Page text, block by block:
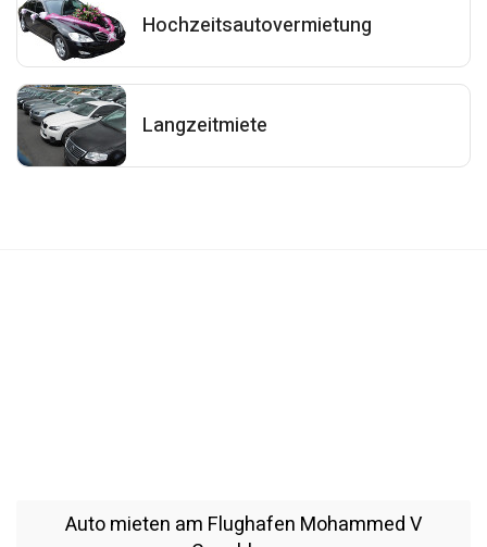
Hochzeitsautovermietung
Langzeitmiete
Auto mieten am Flughafen Mohammed V